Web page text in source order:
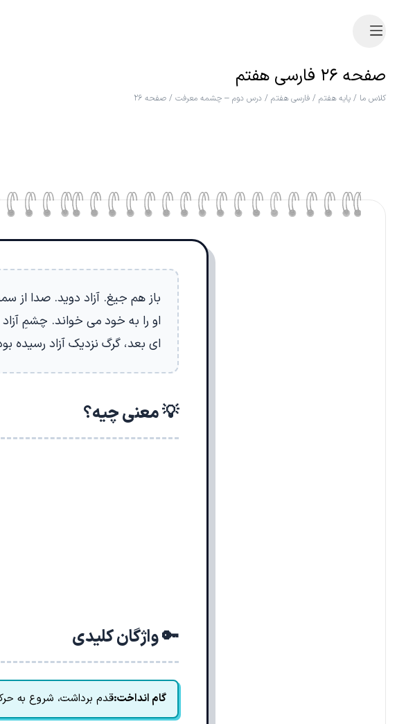
صفحه ۲۶ فارسی هفتم
کلاس ما / پایه هفتم / فارسی هفتم / درس دوم – چشمه معرفت / صفحه ۲۶
باز هم جیغ. آزاد دوید. صدا
او را به خود می خواند. چشمِ
ای بعد، گرگ نزدیک آزاد رسیده
💡 معنی چیه؟
🔑 واژگان کلیدی
گام انداخت:قدم برداشت، شروع به